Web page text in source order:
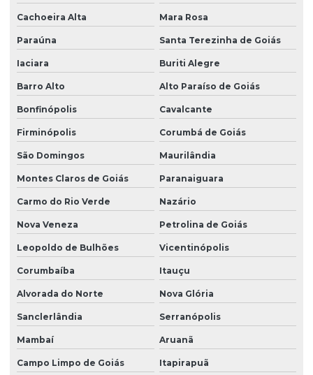
Cachoeira Alta Mara Rosa
Paraúna Santa Terezinha de Goiás
Iaciara Buriti Alegre
Barro Alto Alto Paraíso de Goiás
Bonfinópolis Cavalcante
Firminópolis Corumbá de Goiás
São Domingos Maurilândia
Montes Claros de Goiás Paranaiguara
Carmo do Rio Verde Nazário
Nova Veneza Petrolina de Goiás
Leopoldo de Bulhões Vicentinópolis
Corumbaíba Itauçu
Alvorada do Norte Nova Glória
Sanclerlândia Serranópolis
Mambaí Aruanã
Campo Limpo de Goiás Itapirapuã